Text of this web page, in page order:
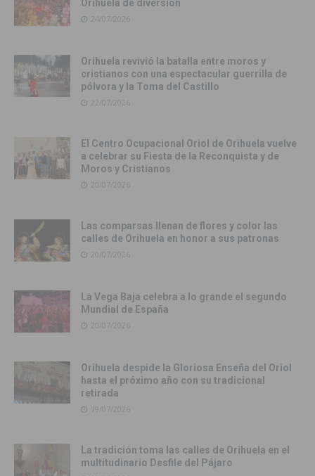
Orihuela de diversión
24/07/2026
Orihuela revivió la batalla entre moros y
cristianos con una espectacular guerrilla de
pólvora y la Toma del Castillo
22/07/2026
El Centro Ocupacional Oriol de Orihuela vuelve
a celebrar su Fiesta de la Reconquista y de
Moros y Cristianos
20/07/2026
Las comparsas llenan de flores y color las
calles de Orihuela en honor a sus patronas
20/07/2026
La Vega Baja celebra a lo grande el segundo
Mundial de España
20/07/2026
Orihuela despide la Gloriosa Enseña del Oriol
hasta el próximo año con su tradicional
retirada
19/07/2026
La tradición toma las calles de Orihuela en el
multitudinario Desfile del Pájaro